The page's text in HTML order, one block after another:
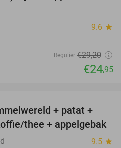
9.6 star
Regulier €29,20
€24,95
23%
+ patat +
thee + appelgebak
9.5 star